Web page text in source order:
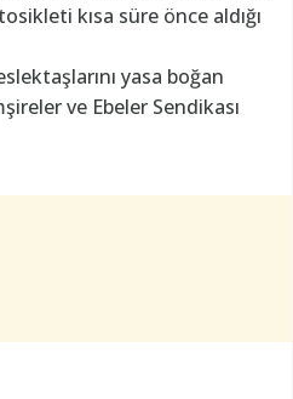
kısa süre önce aldığı
yasa boğan
ve Ebeler Sendikası